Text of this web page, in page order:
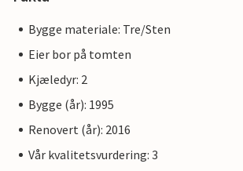
Bygge materiale: Tre/Sten
Eier bor på tomten
Kjæledyr: 2
Bygge (år): 1995
Renovert (år): 2016
Vår kvalitetsvurdering: 3